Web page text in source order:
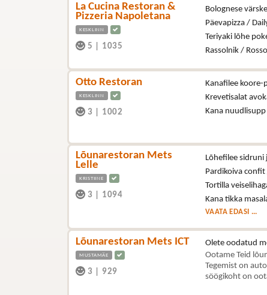
La Cucina Restoran &
Pizzeria Napoletana
KESKLINN
5 1035
Bolognese
Päevapizza /
Teriyaki lõhe
Rassolnik /
Otto Restoran
KESKLINN
3 1002
Kanafilee
Krevetisalat
Kana
Lõunarestoran Mets
Lelle
KRISTIINE
3 1094
Lõhefilee
Pardikoiva
Tortilla
Kana tikka
VAATA EDASI ...
Lõunarestoran Mets ICT
MUSTAMÄE
3 929
Olete oodatud
Ootame Teid
Tegemist on
söögikoht on